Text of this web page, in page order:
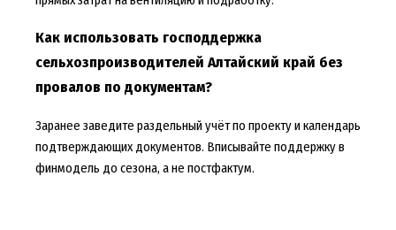
Как использовать господдержка
сельхозпроизводителей Алтайский край без
провалов по документам?
Заранее заведите раздельный учёт по проекту и календарь
подтверждающих документов. Вписывайте поддержку в
финмодель до сезона, а не постфактум.